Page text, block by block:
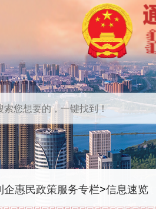
企惠民政策服务专栏>信息速览